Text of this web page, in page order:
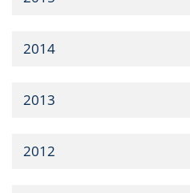
2014
2013
2012